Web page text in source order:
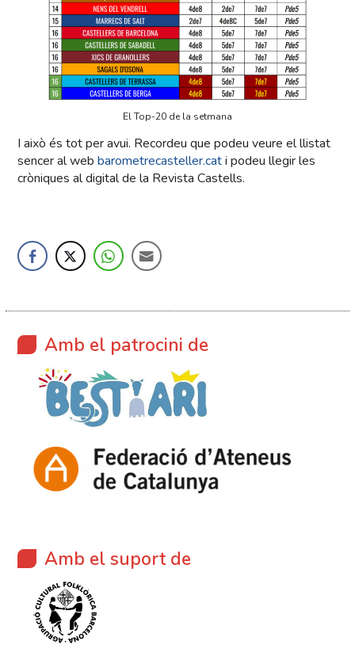
El Top-20 de la setmana
I això és tot per avui. Recordeu que podeu veure el llistat
sencer al webbarometrecasteller.cati podeu llegir les
cròniques al digital de la Revista Castells.
Amb el patrocini de
Amb el suport de